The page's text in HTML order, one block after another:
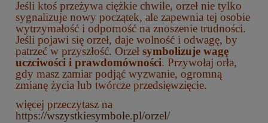
Jeśli ktoś przeżywa ciężkie chwile, orzeł nie tylko
sygnalizuje nowy początek, ale zapewnia tej osobie
wytrzymałość i odporność na znoszenie trudności.
Jeśli pojawi się orzeł, daje wolność i odwagę, by
patrzeć w przyszłość. Orzeł symbolizuje wagę
uczciwości i prawdomówności. Przywołaj orła,
gdy masz zamiar podjąć wyzwanie, ogromną
zmianę życia lub twórcze przedsięwzięcie.
więcej przeczytasz na
https://wszystkiesymbole.pl/orzel/